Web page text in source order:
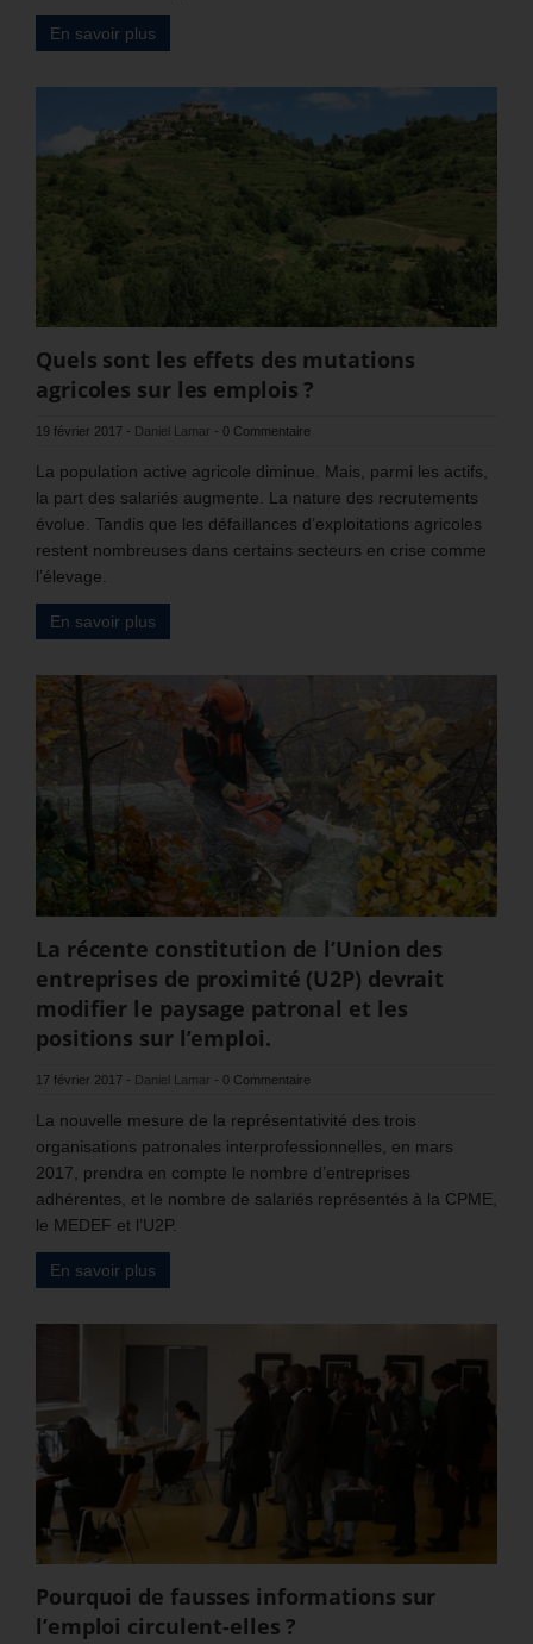
En savoir plus
Quels sont les effets des mutations
agricoles sur les emplois ?
19 février 2017 - Daniel Lamar - 0 Commentaire
La population active agricole diminue. Mais, parmi les actifs,
la part des salariés augmente. La nature des recrutements
évolue. Tandis que les défaillances d’exploitations agricoles
restent nombreuses dans certains secteurs en crise comme
l’élevage.
En savoir plus
La récente constitution de l’Union des
entreprises de proximité (U2P) devrait
modifier le paysage patronal et les
positions sur l’emploi.
17 février 2017 - Daniel Lamar - 0 Commentaire
La nouvelle mesure de la représentativité des trois
organisations patronales interprofessionnelles, en mars
2017, prendra en compte le nombre d’entreprises
adhérentes, et le nombre de salariés représentés à la CPME,
le MEDEF et l’U2P.
En savoir plus
Pourquoi de fausses informations sur
l’emploi circulent-elles ?